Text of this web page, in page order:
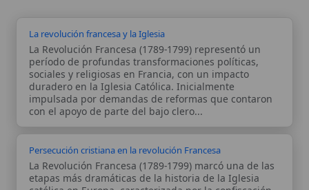
del artículo están basadas y contrastadas
usando fuentes catolicas: escritos
patrísticos, de santos, artículos
teológicos, documentos históricos, actas
de concilios, encíclicas, fuentes
magisteriales y documentos oficiales de
Wikitólica © 2026. Enciclopedia del patrimonio doctrinal,
histórico y litúrgico de la Iglesia Católica. Parte de la red formativa